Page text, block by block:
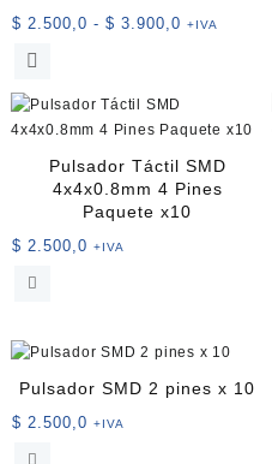
$ 2.500,0 - $ 3.900,0 Rango
$ 2.500,0
$ 3.900,0
+IVA
Este
tiene
múltiples
pueden
elegir
página
de
Pulsador Táctil SMD
4x4x0.8mm 4 Pines
Paquete x10
$ 2.500,0 +IVA
Pulsador SMD 2 pines x 10
$ 2.500,0 +IVA